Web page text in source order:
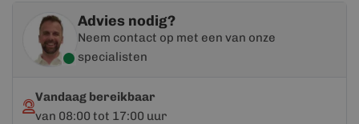
Advies nodig?
Neem contact op met een van onze
specialisten
Vandaag bereikbaar
van 08:00 tot 17:00 uur